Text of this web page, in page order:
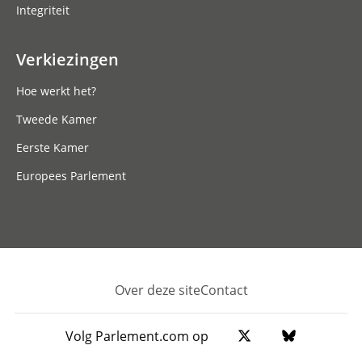
Integriteit
Verkiezingen
Hoe werkt het?
Tweede Kamer
Eerste Kamer
Europees Parlement
Footer
Over deze siteContact
Volg Parlement.com op